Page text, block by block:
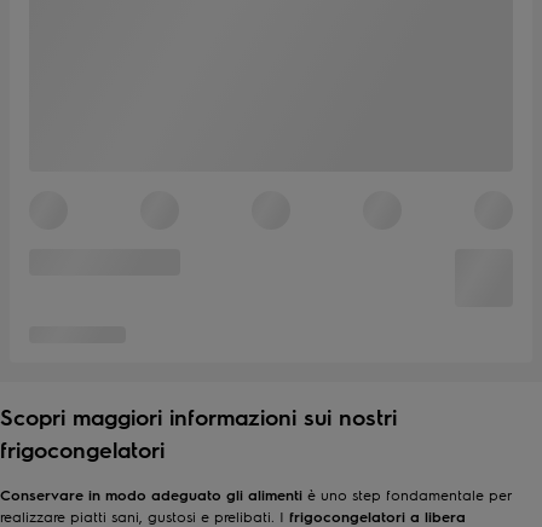
Scopri maggiori informazioni sui nostri
frigocongelatori
Conservare in modo adeguato gli alimenti è uno step fondamentale per
realizzare piatti sani, gustosi e prelibati. I frigocongelatori a libera